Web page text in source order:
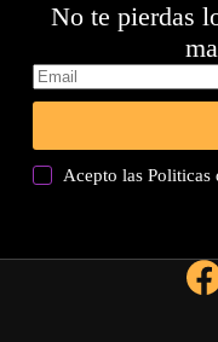
No te pierdas
Acepto lasPoliticas